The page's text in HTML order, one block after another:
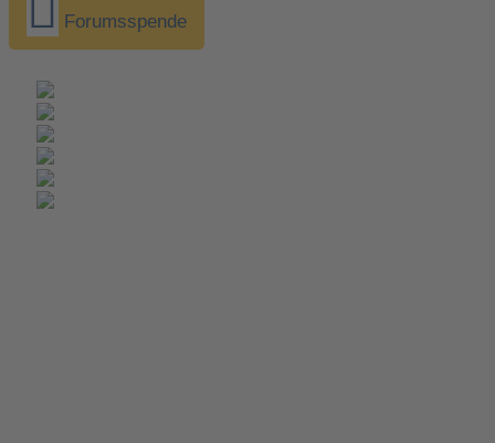
Forumsspende